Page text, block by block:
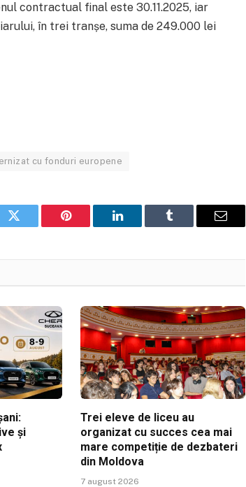
contractual final este 30.11.2025, iar
în trei tranșe, suma de 249.000 lei
cu fonduri europene
Twitter Pinterest LinkedIn Tumblr Email
și
Trei eleve de liceu au
organizat cu succes cea mai
mare competiție de dezbateri
din Moldova
7 august 2026